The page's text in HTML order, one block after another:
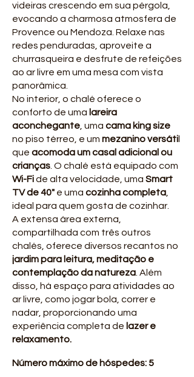
videiras crescendo em sua pérgola,
evocando a charmosa atmosfera de
Provence ou Mendoza. Relaxe nas
redes penduradas, aproveite a
churrasqueira e desfrute de refeições
ao ar livre em uma mesa com vista
panorâmica.
No interior, o chalé oferece o
conforto de uma lareira
aconchegante , uma cama king size
no piso térreo, e um mezanino versáti
que acomoda um casal adicional ou
crianças . O chalé está equipado com
Wi-Fide alta velocidade, uma Smart
TV de 40" e uma cozinha completa
ideal para quem gosta de cozinhar.
A extensa área externa,
compartilhada com três outros
chalés, oferece diversos recantos no
jardim para leitura, meditação e
contemplação da natureza . Além
disso, há espaço para atividades ao
ar livre, como jogar bola, correr e
nadar, proporcionando uma
experiência completa de lazer e
relaxamento.
Número máximo de hóspedes: 5